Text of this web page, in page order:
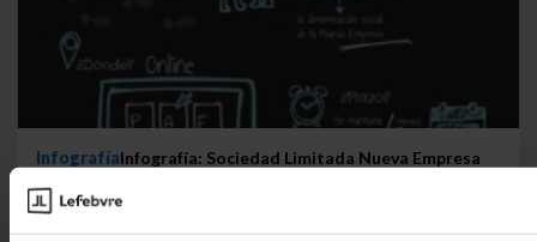
InfografíaInfografía: Sociedad Limitada Nueva Empresa
especialidad de la Sociedad de Responsabilidad...